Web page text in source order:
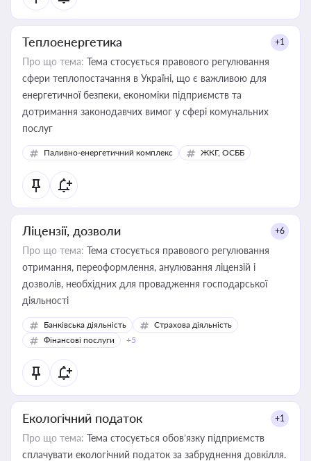
Теплоенергетика +1
Про що тема: Тема стосується правового регулювання
сфери теплопостачання в Україні, що є важливою для
енергетичної безпеки, економіки підприємств та
дотримання законодавчих вимог у сфері комунальних
послуг
Паливно-енергетичний комплекс ЖКГ, ОСББ
Ліцензії, дозволи +6
Про що тема: Тема стосується правового регулювання
отримання, переоформлення, анулювання ліцензій і
дозволів, необхідних для провадження господарської
діяльності
Банківська діяльність
Страхова діяльність
Фінансові послуги
+5
Екологічний податок +1
Про що тема: Тема стосується обов’язку підприємств
сплачувати екологічний податок за забруднення довкілля.